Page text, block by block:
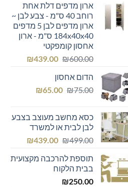
₪800.00.
₪759.00.ארון מדפים דלת אחת
רוחב 40 ס"מ - צבע לבן ~
ארון מדפים לבן 5 מדפים
184x40x40 ס"מ - ארון
אחסון קומפקטי
₪600.00
המחיר
היה:
₪600.00.
₪439.00
המחיר
הדום אחסון
₪75.00
המחיר
₪75.00.
₪65.00
המחיר
₪65.00.
כסא מחשב מעוצב בצבע
לבן לבית או למשרד
₪499.00
המחיר
היה:
₪499.00.
₪439.00
המחיר
הוא:
תוספת להרכבה מקצועית
בבית הלקוח
₪250.00